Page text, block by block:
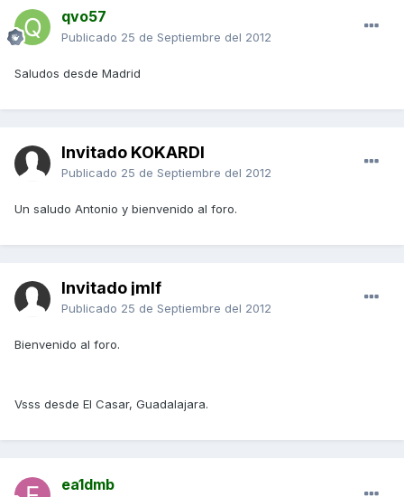
qvo57
Publicado 25 de Septiembre del 2012
Saludos desde Madrid
Invitado KOKARDI
Publicado 25 de Septiembre del 2012
Un saludo Antonio y bienvenido al foro.
Invitado jmlf
Publicado 25 de Septiembre del 2012
Bienvenido al foro.
Vsss desde El Casar, Guadalajara.
ea1dmb